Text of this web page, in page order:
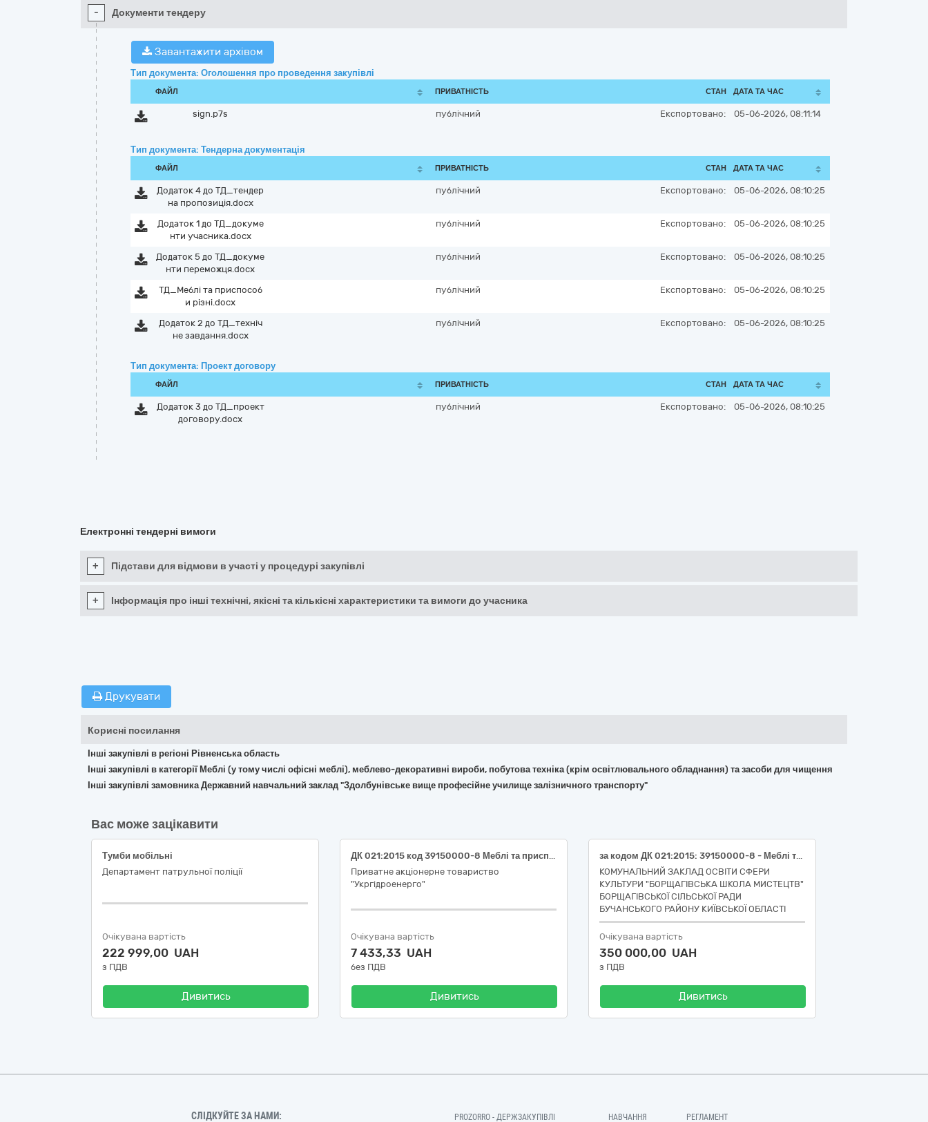
- Документи тендеру
Завантажити архівом
Тип документа: Оголошення про проведення закупівлі
ФАЙЛ ПРИВАТНІСТЬ СТАН ДАТА ТА ЧАС
sign.p7s публічний Експортовано: 05-06-2026, 08:11:14
Тип документа: Тендерна документація
ФАЙЛ ПРИВАТНІСТЬ СТАН ДАТА ТА ЧАС
Додаток 4 до ТД_тендер
на пропозиція.docx
публічний Експортовано: 05-06-2026, 08:10:25
Додаток 1 до ТД_докуме
нти учасника.docx
публічний Експортовано: 05-06-2026, 08:10:25
Додаток 5 до ТД_докуме
нти переможця.docx
публічний Експортовано: 05-06-2026, 08:10:25
ТД_Меблі та приспособ
и різні.docx
публічний Експортовано: 05-06-2026, 08:10:25
Додаток 2 до ТД_техніч
не завдання.docx
публічний Експортовано: 05-06-2026, 08:10:25
Тип документа: Проект договору
ФАЙЛ ПРИВАТНІСТЬ СТАН ДАТА ТА ЧАС
Додаток 3 до ТД_проект
договору.docx
публічний Експортовано: 05-06-2026, 08:10:25
Електронні тендерні вимоги
+ Підстави для відмови в участі у процедурі закупівлі
+ Інформація про інші технічні, якісні та кількісні характеристики та вимоги до учасника
Друкувати
Корисні посилання
Інші закупівлі в регіоні Рівненська область
Інші закупівлі в категорії Меблі (у тому числі офісні меблі), меблево-декоративні вироби, побутова техніка (крім освітлювального обладнання) та засоби для чищення
Інші закупівлі замовника Державний навчальний заклад "Здолбунівське вище професійне училище залізничного транспорту"
Вас може зацікавити
Тумби мобільні
Департамент патрульної поліції
Очікувана вартість
222 999,00 UAH
з ПДВ
Дивитись
ДК 021:2015 код 39150000-8 Меблі та приспособи різні (Ширма для філії "Дністровська ГЕС" ПрАТ "Укргідроенерго")
Приватне акціонерне товариство
"Укргідроенерго"
Очікувана вартість
7 433,33 UAH
без ПДВ
Дивитись
за кодом ДК 021:2015: 39150000-8 - Меблі та приспособи різні (за переліком)
КОМУНАЛЬНИЙ ЗАКЛАД ОСВІТИ СФЕРИ
КУЛЬТУРИ "БОРЩАГІВСЬКА ШКОЛА МИСТЕЦТВ"
БОРЩАГІВСЬКОЇ СІЛЬСЬКОЇ РАДИ
БУЧАНСЬКОГО РАЙОНУ КИЇВСЬКОЇ ОБЛАСТІ
Очікувана вартість
350 000,00 UAH
з ПДВ
Дивитись
СЛІДКУЙТЕ ЗА НАМИ: PROZORRO - ДЕРЖЗАКУПІВЛІ НАВЧАННЯ РЕГЛАМЕНТ